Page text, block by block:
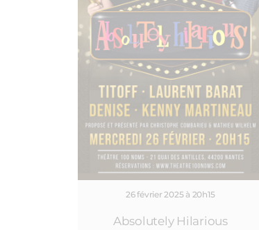
26 février 2025 à 20h15
Absolutely Hilarious